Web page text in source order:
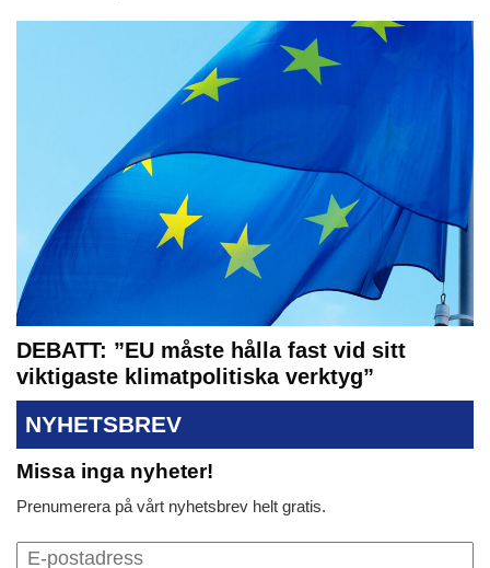
DEBATT: ”EU måste hålla fast vid sitt
viktigaste klimatpolitiska verktyg”
NYHETSBREV
Missa inga nyheter!
Prenumerera på vårt nyhetsbrev helt gratis.